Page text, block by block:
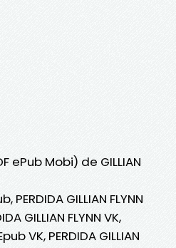
ePub Mobi) de GILLIAN
PERDIDA GILLIAN FLYNN
GILLIAN FLYNN VK,
VK, PERDIDA GILLIAN